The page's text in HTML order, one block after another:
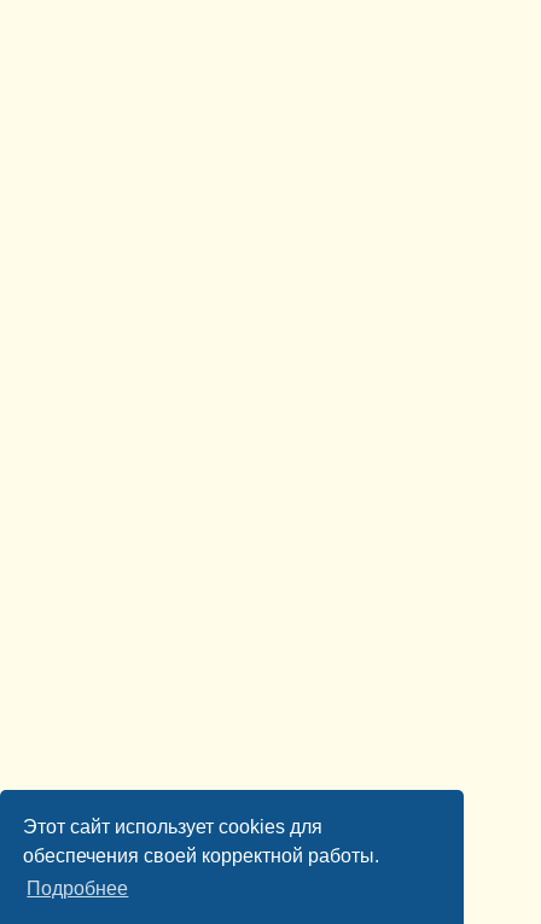
Этот сайт использует cookies для
обеспечения своей корректной работы.
Подробнее